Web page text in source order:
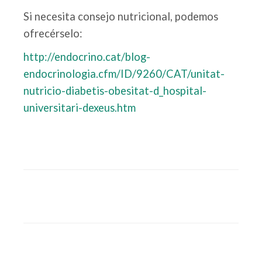
Si necesita consejo nutricional, podemos
ofrecérselo:
http://endocrino.cat/blog-
endocrinologia.cfm/ID/9260/CAT/unitat-
nutricio-diabetis-obesitat-d_hospital-
universitari-dexeus.htm